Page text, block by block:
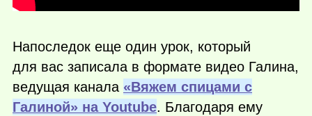
Напоследок еще один урок, который
для вас записала в формате видео Галина,
ведущая канала «Вяжем спицами с
Галиной» на Youtube. Благодаря ему